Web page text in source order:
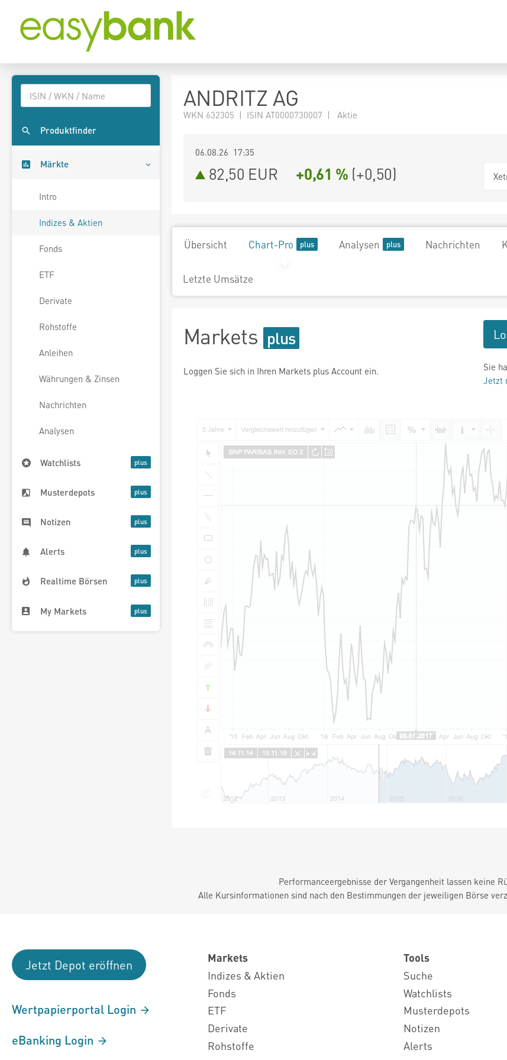
Produktfinder
Märkte
Intro
Indizes & Aktien
Fonds
ETF
Derivate
Rohstoffe
Anleihen
Währungen & Zinsen
Nachrichten
Analysen
Watchlists
Musterdepots
Notizen
Alerts
Realtime Börsen
My Markets
ANDRITZ AG
WKN 632305 | ISIN AT0000730007 | Aktie
06.08.26 17:35
82,50 EUR +0,61 % (+0,50)
Übersicht Chart-Pro Analysen Nachrichten
Letzte Umsätze
Markets
Loggen Sie sich in Ihren Markets plus Account ein.
Sie
Jetzt
Performanceergebnisse der Vergangenheit lassen keine
Alle Kursinformationen sind nach den Bestimmungen der jeweiligen Börse
Jetzt Depot eröffnen
Wertpapierportal Login
eBanking Login
Markets
Indizes & Aktien
Fonds
ETF
Derivate
Rohstoffe
Tools
Suche
Watchlists
Musterdepots
Notizen
Alerts